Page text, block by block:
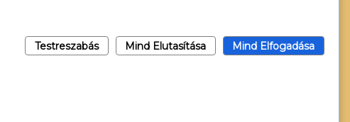
Testreszabás Mind Elutasítása Mind Elfogadása